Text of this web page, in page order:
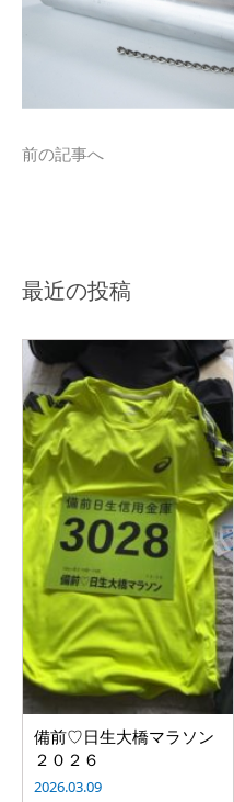
前の記事へ
最近の投稿
備前♡日生大橋マラソン
２０２６
2026.03.09